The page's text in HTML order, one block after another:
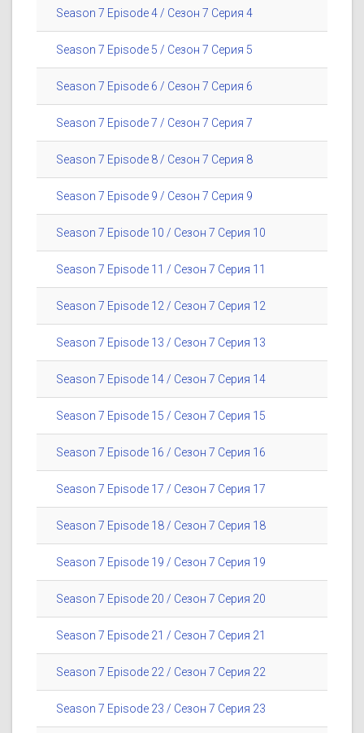
Season 7 Episode 4 / Сезон 7 Серия 4
Season 7 Episode 5 / Сезон 7 Серия 5
Season 7 Episode 6 / Сезон 7 Серия 6
Season 7 Episode 7 / Сезон 7 Серия 7
Season 7 Episode 8 / Сезон 7 Серия 8
Season 7 Episode 9 / Сезон 7 Серия 9
Season 7 Episode 10 / Сезон 7 Серия 10
Season 7 Episode 11 / Сезон 7 Серия 11
Season 7 Episode 12 / Сезон 7 Серия 12
Season 7 Episode 13 / Сезон 7 Серия 13
Season 7 Episode 14 / Сезон 7 Серия 14
Season 7 Episode 15 / Сезон 7 Серия 15
Season 7 Episode 16 / Сезон 7 Серия 16
Season 7 Episode 17 / Сезон 7 Серия 17
Season 7 Episode 18 / Сезон 7 Серия 18
Season 7 Episode 19 / Сезон 7 Серия 19
Season 7 Episode 20 / Сезон 7 Серия 20
Season 7 Episode 21 / Сезон 7 Серия 21
Season 7 Episode 22 / Сезон 7 Серия 22
Season 7 Episode 23 / Сезон 7 Серия 23